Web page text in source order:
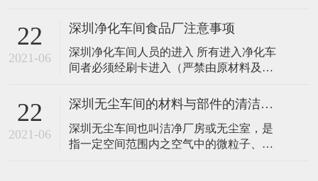
洁净室的“无
尘。 ④大气中的污染物对室内的污染。
一、室内的空气 深圳无尘车间及其传播途
径 人员发尘是无尘车间内空气污染源的最
主要来源，人动作时的发尘量相当复杂，
活
22
2021-06
深圳净化车间食品厂注意事项
深圳净化车间人员的进入 所有进入净化车
间者必须经刷卡进入（严禁由原材料及成
化鞋后，在分别进入对应的更衣室，把外
套脱去，换上洁净工作服，然后再进入风
淋室，严格按照《风淋室使用规范》风淋
后在进入净化车间内部。 深圳净化车间人
22
2021-06
深圳无尘车间的材料与部件的清洁工作
深圳无尘车间也叫洁净厂房或无尘室，是
指一定空间范围内之空气中的微粒子、有